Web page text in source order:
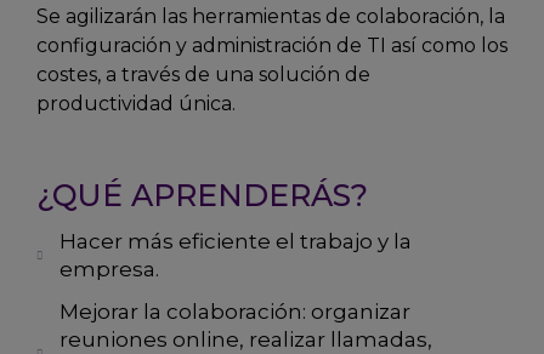
Se agilizarán las herramientas de colaboración, la
configuración y administración de TI así como los
costes, a través de una solución de
productividad única.
¿QUÉ APRENDERÁS?
Hacer más eficiente el trabajo y la
empresa.
Mejorar la colaboración: organizar
reuniones online, realizar llamadas,